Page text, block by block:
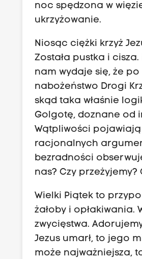
noc spędzona w
ukrzyżowanie.
Niosąc ciężki krzyż
Została pustka i cisza.
nam wydaje się, że
nabożeństwo Drogi
skąd taka właśnie
Golgotę, doznane od
Wątpliwości
racjonalnych
bezradności
nas? Czy
Wielki Piątek to
żałoby i
zwycięstwa.
Jezus umarł, to jego
może najważniejsza,